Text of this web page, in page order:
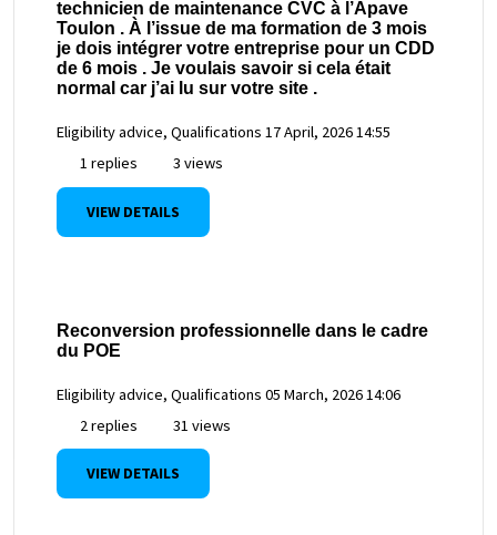
technicien de maintenance CVC à l’Apave
Toulon . À l’issue de ma formation de 3 mois
je dois intégrer votre entreprise pour un CDD
de 6 mois . Je voulais savoir si cela était
normal car j’ai lu sur votre site .
Eligibility advice, Qualifications 17 April, 2026 14:55
1 replies
3 views
VIEW DETAILS
Reconversion professionnelle dans le cadre
du POE
Eligibility advice, Qualifications 05 March, 2026 14:06
2 replies
31 views
VIEW DETAILS